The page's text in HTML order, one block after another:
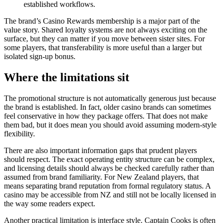
established workflows.
The brand’s Casino Rewards membership is a major part of the
value story. Shared loyalty systems are not always exciting on the
surface, but they can matter if you move between sister sites. For
some players, that transferability is more useful than a larger but
isolated sign-up bonus.
Where the limitations sit
The promotional structure is not automatically generous just because
the brand is established. In fact, older casino brands can sometimes
feel conservative in how they package offers. That does not make
them bad, but it does mean you should avoid assuming modern-style
flexibility.
There are also important information gaps that prudent players
should respect. The exact operating entity structure can be complex,
and licensing details should always be checked carefully rather than
assumed from brand familiarity. For New Zealand players, that
means separating brand reputation from formal regulatory status. A
casino may be accessible from NZ and still not be locally licensed in
the way some readers expect.
Another practical limitation is interface style. Captain Cooks is often